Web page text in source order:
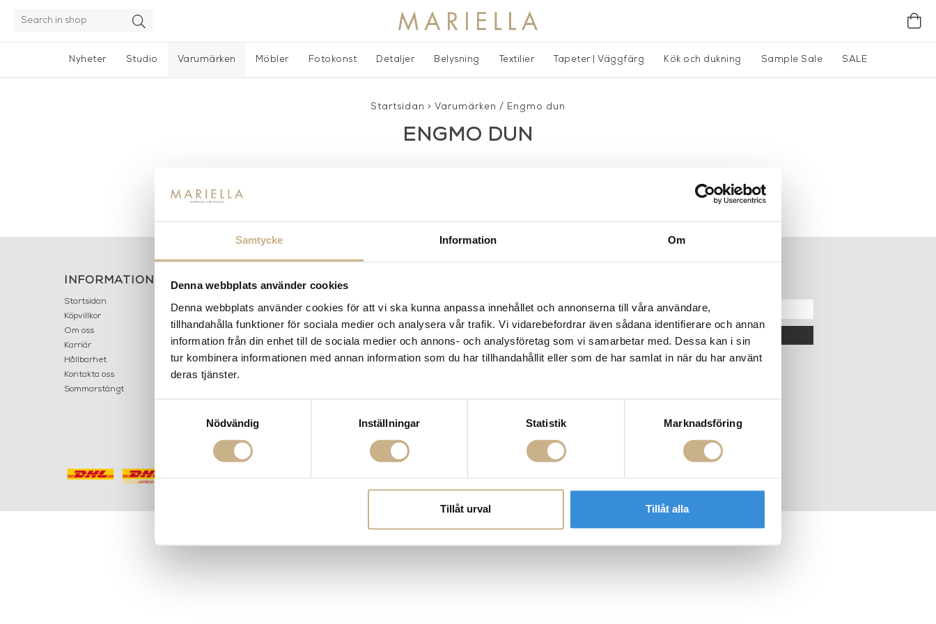
Samtycke Information Om
Denna webbplats använder cookies
Denna webbplats använder cookies för att vi ska kunna anpassa innehållet och annonserna till våra användare,
tillhandahålla funktioner för sociala medier och analysera vår trafik. Vi vidarebefordrar även sådana identifierare och annan
information från din enhet till de sociala medier och annons- och analysföretag som vi samarbetar med. Dessa kan i sin
tur kombinera informationen med annan information som du har tillhandahållit eller som de har samlat in när du har använt
deras tjänster.
Nödvändig
Inställningar Statistik Marknadsföring
Tillåt urval Tillåt alla
Nyheter Studio Varumärken Möbler Fotokonst Detaljer Belysning Textilier Tapeter | Väggfärg Kök och dukning Sample Sale SALE
Startsidan > Varumärken / Engmo dun
ENGMO DUN
INFORMATION
Startsidan
Köpvillkor
Om oss
Karriär
Hållbarhet
Kontakta oss
Sommarstängt
KONTAKT
LILLA BROGATAN 9
503 30 BORÅS
info@mariellastore.se
Fornasetti
Fotokonst
Layered
Lexington
Snurrade ljus
OK